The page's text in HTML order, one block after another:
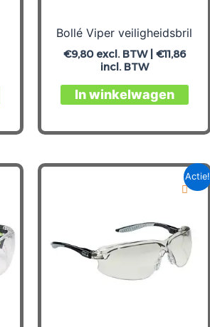
Bollé Viper veiligheidsbril
€9,80excl. BTW | €11,86
incl. BTW
In winkelwagen
Actie!